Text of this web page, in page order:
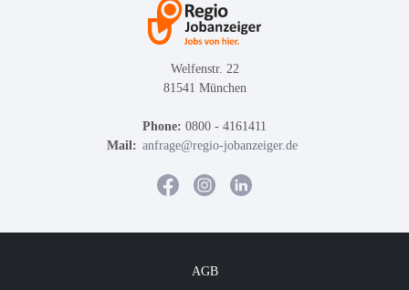
Welfenstr. 22
81541 München
Phone: 0800 - 4161411
Mail: anfrage@regio-jobanzeiger.de
AGB